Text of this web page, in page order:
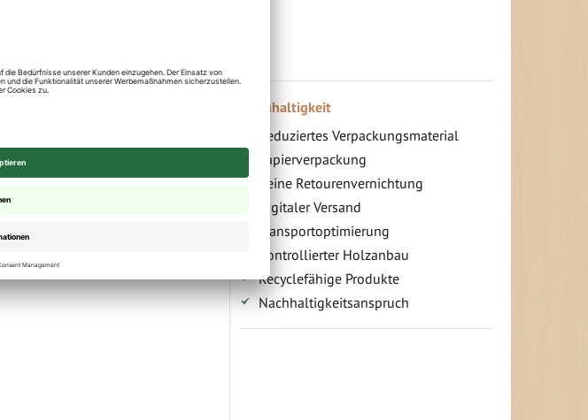
Nachhaltigkeit
Reduziertes Verpackungsmaterial
Papierverpackung
Keine Retourenvernichtung
Digitaler Versand
Transportoptimierung
Kontrollierter Holzanbau
Recyclefähige Produkte
Nachhaltigkeitsanspruch